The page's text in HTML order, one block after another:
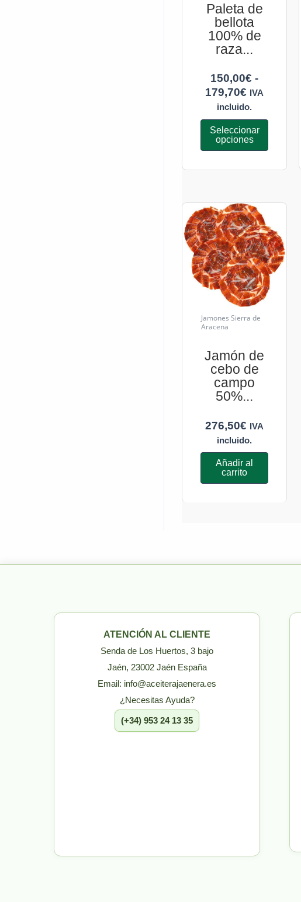
Paleta de
bellota
100% de
raza...
150,00€ -
179,70€ IVA
incluido.
Seleccionar
opciones
Jamones Sierra de
Aracena
Jamón de
cebo de
campo
50%...
276,50€ IVA
incluido.
Añadir al
carrito
ATENCIÓN AL CLIENTE
Senda de Los Huertos, 3 bajo
Jaén, 23002 Jaén España
Email: info@aceiterajaenera.es
¿Necesitas Ayuda?
(+34) 953 24 13 35